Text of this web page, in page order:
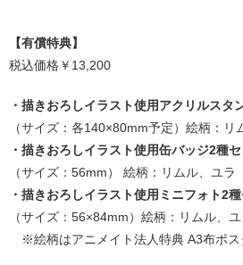
【有償特典】
税込価格￥13,200
・描きおろしイラスト使用アクリルスタ
（サイズ：各140×80mm予定）絵柄：リ
・描きおろしイラスト使用缶バッジ2種セ
（サイズ：56mm） 絵柄：リムル、ユラ
・描きおろしイラスト使用ミニフォト2
（サイズ：56×84mm）絵柄：リムル、ユ
※絵柄はアニメイト法人特典 A3布ポス